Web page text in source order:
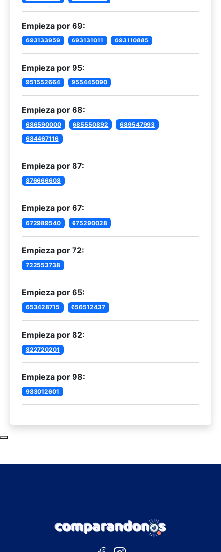
Empieza por 69:
693133959 693131011 693110885
Empieza por 95:
951552664 955445090
Empieza por 68:
686590000 685550892
689547993
684467116
Empieza por 87:
876666608
Empieza por 67:
672989540 675290028
Empieza por 72:
722553738
Empieza por 65:
653428715 656512437
Empieza por 82:
822720201
Empieza por 98:
983012601